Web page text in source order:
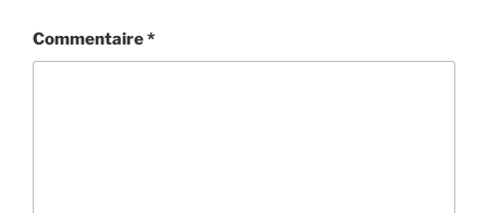
Commentaire*